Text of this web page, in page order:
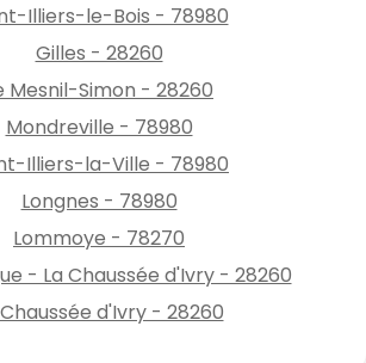
Illiers-le-Bois - 78980
Gilles - 28260
Mesnil-Simon - 28260
Mondreville - 78980
Illiers-la-Ville - 78980
Longnes - 78980
Lommoye - 78270
- La Chaussée d'Ivry - 28260
d'Ivry - 28260